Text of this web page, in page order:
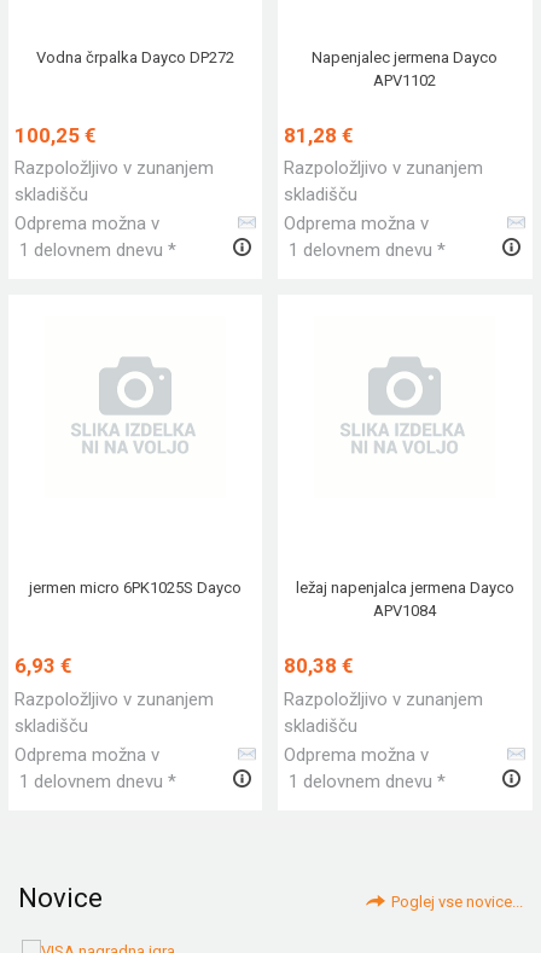
Vodna črpalka Dayco DP272
100,25 €
Razpoložljivo v zunanjem
skladišču
Odprema možna v
1 delovnem dnevu *
Napenjalec jermena Dayco
APV1102
81,28 €
Razpoložljivo v zunanjem
skladišču
Odprema možna v
1 delovnem dnevu *
jermen micro 6PK1025S Dayco
6,93 €
Razpoložljivo v zunanjem
skladišču
Odprema možna v
1 delovnem dnevu *
ležaj napenjalca jermena Dayco
APV1084
80,38 €
Razpoložljivo v zunanjem
skladišču
Odprema možna v
1 delovnem dnevu *
Novice Poglej vse novice...